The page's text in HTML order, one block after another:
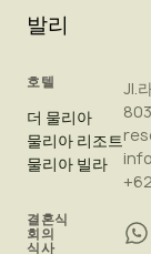
발리
호텔
더 물리아
물리아 리조트
물리아 빌라
결혼식
회의
식사
Jl.